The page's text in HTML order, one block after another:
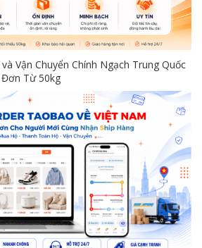
Vận Chuyển Chính Ngạch Trung Quốc
Từ 50kg